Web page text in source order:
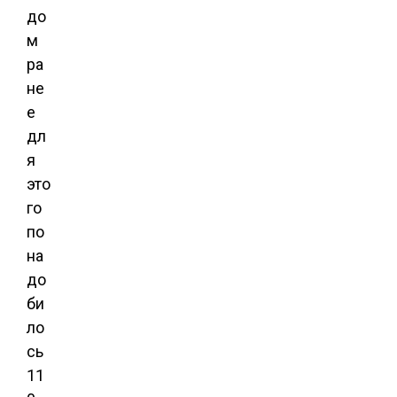
до
м
ра
не
е
дл
я
это
го
по
на
до
би
ло
сь
11